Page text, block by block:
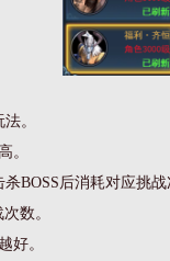
。
。
BOSS后消耗对应挑
数。
好。